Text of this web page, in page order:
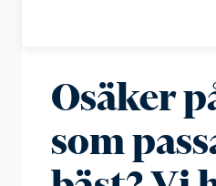
Osäker
som